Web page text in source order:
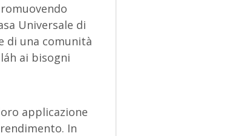
Universale di
di una comunità
ai bisogni
applicazione
In